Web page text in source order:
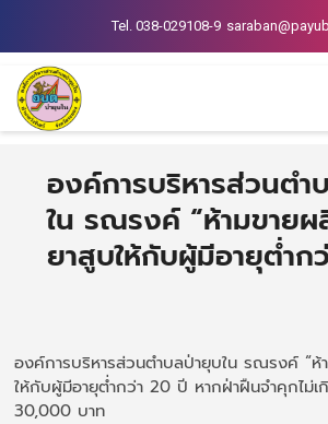
Tel. 038-029108-9
องค์การบริหารส่วนตำ
ใน รณรงค์ “ห้ามขาย
ยาสูบให้กับผู้มีอายุต่ำก
องค์การบริหารส่วนตำบลป่ายุบใน รณรงค์ “
ให้กับผู้มีอายุต่ำกว่า 20 ปี หากฝ่าฝืนจำคุกไม่เ
30,000 บาท